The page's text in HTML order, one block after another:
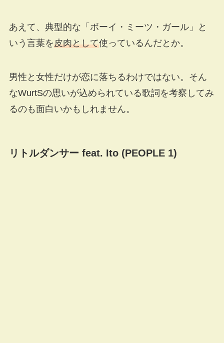
あえて、典型的な「ボーイ・ミーツ・ガール」と
いう言葉を皮肉として使っているんだとか。
男性と女性だけが恋に落ちるわけではない。そん
なWurtSの思いが込められている歌詞を考察してみ
るのも面白いかもしれません。
リトルダンサー feat. Ito (PEOPLE 1)